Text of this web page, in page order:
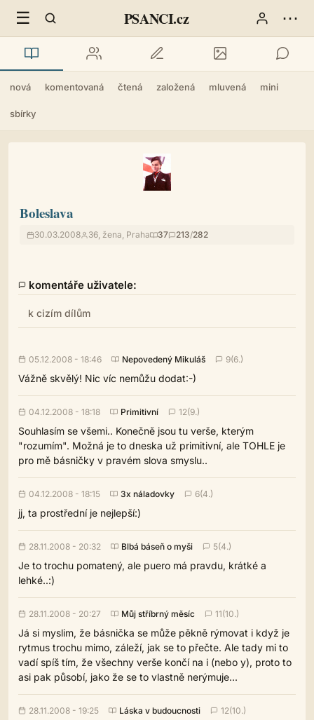
☰ PSANCI.cz ⋯
nová komentovaná čtená založená mluvená mini
sbírky
Boleslava
30.03.2008 36, žena, Praha 37 213/282
komentáře uživatele:
k cizím dílům
05.12.2008 - 18:46 Nepovedený Mikuláš 9(6.)
Vážně skvělý! Nic víc nemůžu dodat:-)
04.12.2008 - 18:18 Primitivní 12(9.)
Souhlasím se všemi.. Konečně jsou tu verše, kterým
"rozumím". Možná je to dneska už primitivní, ale TOHLE je
pro mě básničky v pravém slova smyslu..
04.12.2008 - 18:15 3x náladovky 6(4.)
jj, ta prostřední je nejlepší:)
28.11.2008 - 20:32 Blbá báseň o myši 5(4.)
Je to trochu pomatený, ale puero má pravdu, krátké a
lehké..:)
28.11.2008 - 20:27 Můj stříbrný měsíc 11(10.)
Já si myslim, že básnička se může pěkně rýmovat i když je
rytmus trochu mimo, záleží, jak se to přečte. Ale tady mi to
vadí spíš tím, že všechny verše končí na i (nebo y), proto to
asi pak působí, jako že se to vlastně nerýmuje...
28.11.2008 - 19:25 Láska v budoucnosti 12(10.)